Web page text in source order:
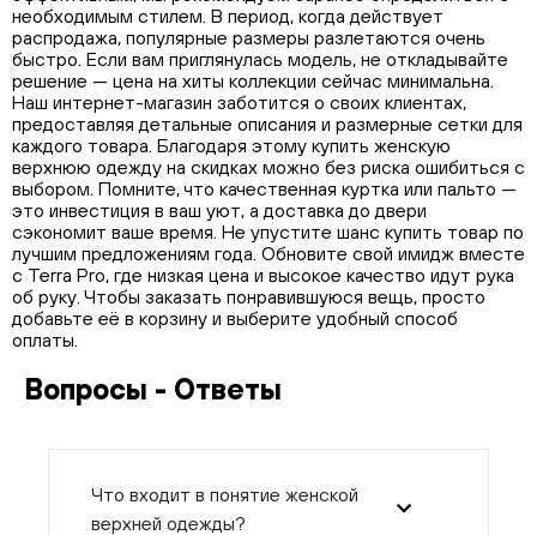
необходимым стилем. В период, когда действует
распродажа, популярные размеры разлетаются очень
быстро. Если вам приглянулась модель, не откладывайте
решение — цена на хиты коллекции сейчас минимальна.
Наш интернет-магазин заботится о своих клиентах,
предоставляя детальные описания и размерные сетки для
каждого товара. Благодаря этому купить женскую
верхнюю одежду на скидках можно без риска ошибиться с
выбором. Помните, что качественная куртка или пальто —
это инвестиция в ваш уют, а доставка до двери
сэкономит ваше время. Не упустите шанс купить товар по
лучшим предложениям года. Обновите свой имидж вместе
с Terra Pro, где низкая цена и высокое качество идут рука
об руку. Чтобы заказать понравившуюся вещь, просто
добавьте её в корзину и выберите удобный способ
оплаты.
Вопросы - Ответы
Что входит в понятие женской
верхней одежды?